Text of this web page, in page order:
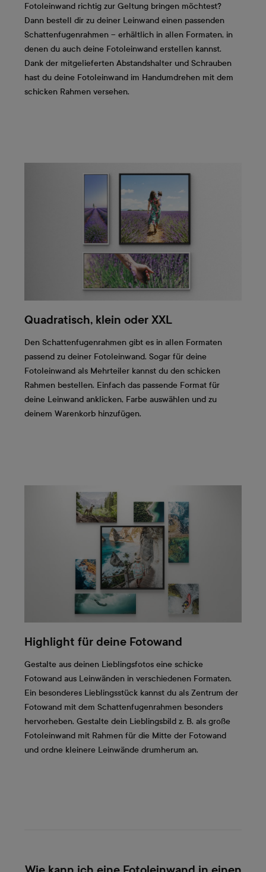
Fotoleinwand richtig zur Geltung bringen möchtest?
Dann bestell dir zu deiner Leinwand einen passenden
Schattenfugenrahmen – erhältlich in allen Formaten, in
denen du auch deine Fotoleinwand erstellen kannst.
Dank der mitgelieferten Abstandshalter und Schrauben
hast du deine Fotoleinwand im Handumdrehen mit dem
schicken Rahmen versehen.
Quadratisch, klein oder XXL
Den Schattenfugenrahmen gibt es in allen Formaten
passend zu deiner Fotoleinwand. Sogar für deine
Fotoleinwand als Mehrteiler kannst du den schicken
Rahmen bestellen. Einfach das passende Format für
deine Leinwand anklicken, Farbe auswählen und zu
deinem Warenkorb hinzufügen.
Highlight für deine Fotowand
Gestalte aus deinen Lieblingsfotos eine schicke
Fotowand aus Leinwänden in verschiedenen Formaten.
Ein besonderes Lieblingsstück kannst du als Zentrum der
Fotowand mit dem Schattenfugenrahmen besonders
hervorheben. Gestalte dein Lieblingsbild z. B. als große
Fotoleinwand mit Rahmen für die Mitte der Fotowand
und ordne kleinere Leinwände drumherum an.